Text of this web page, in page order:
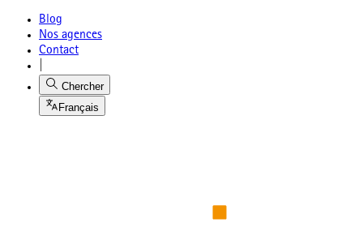
Blog
Nos agences
Contact
Chercher
Français